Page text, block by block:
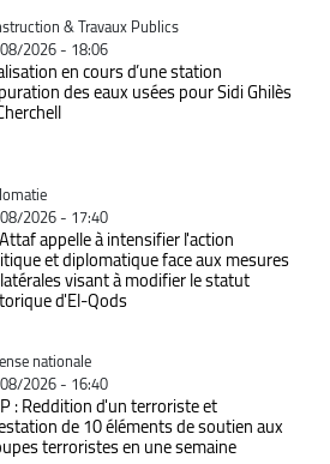
& Travaux Publics
2026 - 18:06
en cours d’une station
des eaux usées pour Sidi Ghilès
2026 - 17:40
appelle à intensifier l'action
et diplomatique face aux mesures
visant à modifier le statut
d'El-Qods
nationale
2026 - 16:40
: Reddition d'un terroriste et
de 10 éléments de soutien aux
terroristes en une semaine